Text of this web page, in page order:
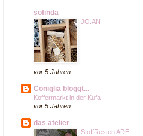
sofinda
JO.AN
vor 5 Jahren
Coniglia bloggt...
Koffermarkt in der Kufa
vor 5 Jahren
das atelier
StoffResten ADÉ